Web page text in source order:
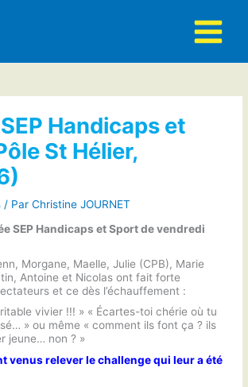
Handicaps et
St Hélier,
/ ParChristine JOURNET
SEP Handicaps et Sport de vendredi
Morgane, Maelle, Julie (CPB), Marie
Antoine et Nicolas ont fait forte
et ce dès l’échauffement :
vivier !!! » « Écartes-toi chérie où tu
» ou même « comment ils font ça ? ils
jeune… non ? »
venus relever le challenge qui leur a été